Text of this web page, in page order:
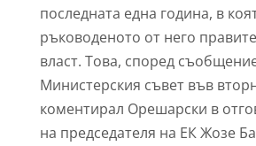
последната една година, в
ръководеното от него
власт. Това, според
Министерския съвет във
коментирал Орешарски в
на председателя на ЕК Жозе